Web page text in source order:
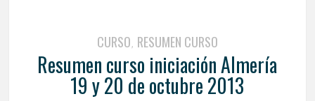
CURSO, RESUMEN CURSO
Resumen curso iniciación Almería
19 y 20 de octubre 2013